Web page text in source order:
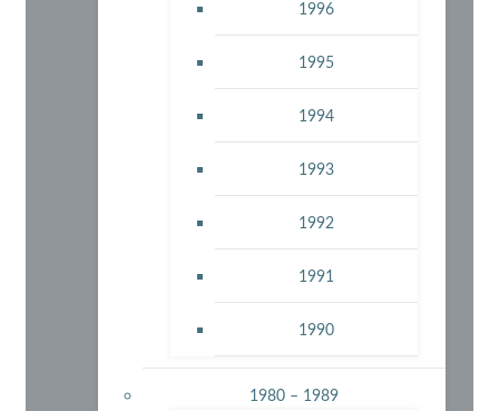
1996
1995
1994
1993
1992
1991
1990
1980 – 1989